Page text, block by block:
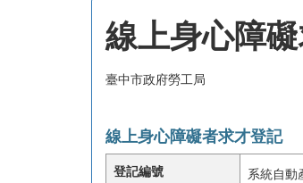
線上身心障
臺中市政府勞工局
線上身心障礙者求才登記
登記編號
系統自動